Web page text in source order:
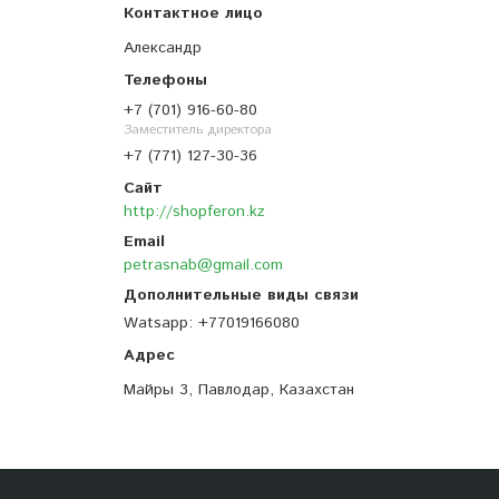
Александр
+7 (701) 916-60-80
Заместитель директора
+7 (771) 127-30-36
http://shopferon.kz
petrasnab@gmail.com
Watsapp +77019166080
Майры 3, Павлодар, Казахстан